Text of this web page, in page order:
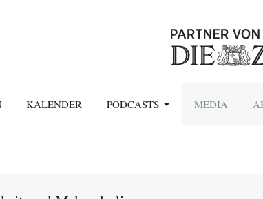
KALENDER PODCASTS MEDIA